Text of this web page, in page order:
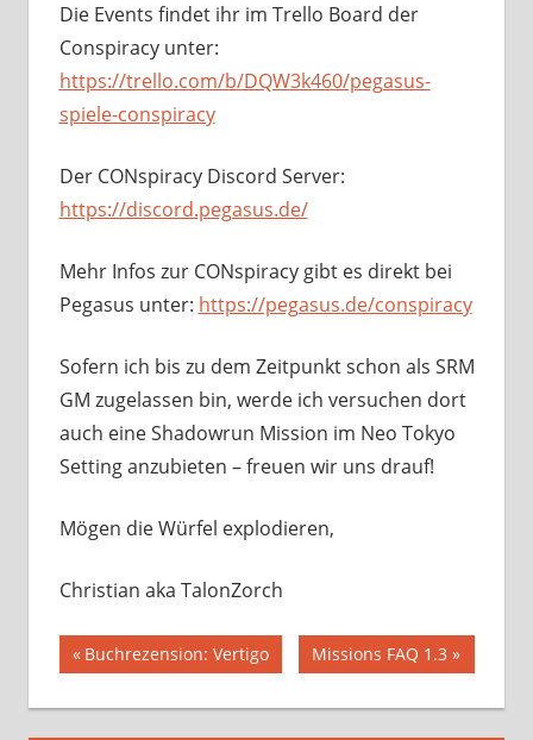
Die Events findet ihr im Trello Board der
Conspiracy unter:
https://trello.com/b/DQW3k460/pegasus-
spiele-conspiracy
Der CONspiracy Discord Server:
https://discord.pegasus.de/
Mehr Infos zur CONspiracy gibt es direkt bei
Pegasus unter: https://pegasus.de/conspiracy
Sofern ich bis zu dem Zeitpunkt schon als SRM
GM zugelassen bin, werde ich versuchen dort
auch eine Shadowrun Mission im Neo Tokyo
Setting anzubieten – freuen wir uns drauf!
Mögen die Würfel explodieren,
Christian aka TalonZorch
Beitragsnavigation
Vorheriger
Buchrezension: Vertigo
Nächster
Missions FAQ 1.3